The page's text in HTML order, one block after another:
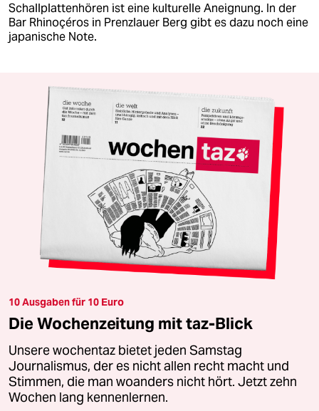
Schallplattenhören ist eine kulturelle Aneignung. In der
Bar Rhinoçéros in Prenzlauer Berg gibt es dazu noch eine
japanische Note.
10 Ausgaben für 10 Euro
Die Wochenzeitung mit taz-Blick
Unsere wochentaz bietet jeden Samstag
Journalismus, der es nicht allen recht macht und
Stimmen, die man woanders nicht hört. Jetzt zehn
Wochen lang kennenlernen.